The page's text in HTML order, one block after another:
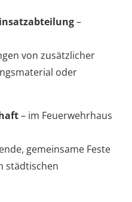
–
von zusätzlicher
oder
– im Feuerwehrhaus
gemeinsame Feste
städtischen